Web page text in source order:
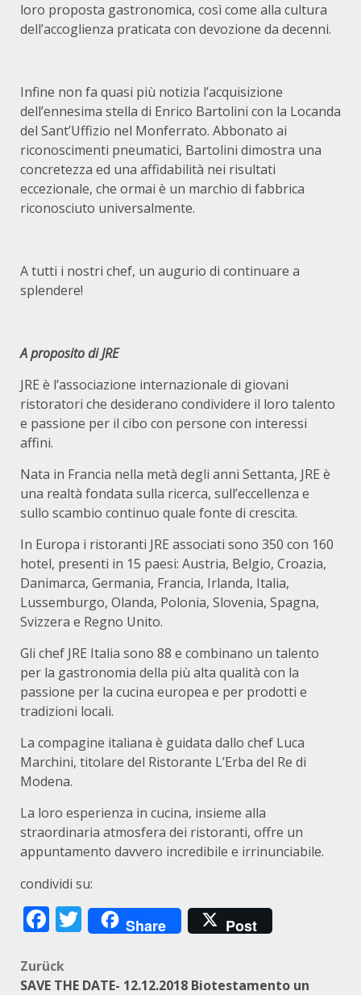
loro proposta gastronomica, così come alla cultura
dell’accoglienza praticata con devozione da decenni.
Infine non fa quasi più notizia l’acquisizione
dell’ennesima stella di Enrico Bartolini con la Locanda
del Sant’Uffizio nel Monferrato. Abbonato ai
riconoscimenti pneumatici, Bartolini dimostra una
concretezza ed una affidabilità nei risultati
eccezionale, che ormai è un marchio di fabbrica
riconosciuto universalmente.
A tutti i nostri chef, un augurio di continuare a
splendere!
A proposito di JRE
JRE è l’associazione internazionale di giovani
ristoratori che desiderano condividere il loro talento
e passione per il cibo con persone con interessi
affini.
Nata in Francia nella metà degli anni Settanta, JRE è
una realtà fondata sulla ricerca, sull’eccellenza e
sullo scambio continuo quale fonte di crescita.
In Europa i ristoranti JRE associati sono 350 con 160
hotel, presenti in 15 paesi: Austria, Belgio, Croazia,
Danimarca, Germania, Francia, Irlanda, Italia,
Lussemburgo, Olanda, Polonia, Slovenia, Spagna,
Svizzera e Regno Unito.
Gli chef JRE Italia sono 88 e combinano un talento
per la gastronomia della più alta qualità con la
passione per la cucina europea e per prodotti e
tradizioni locali.
La compagine italiana è guidata dallo chef Luca
Marchini, titolare del Ristorante L’Erba del Re di
Modena.
La loro esperienza in cucina, insieme alla
straordinaria atmosfera dei ristoranti, offre un
appuntamento davvero incredibile e irrinunciabile.
condividi su:
Facebook
Twitter
Share Post
Beitragsnavigation
Zurück
SAVE THE DATE- 12.12.2018 Biotestamento un